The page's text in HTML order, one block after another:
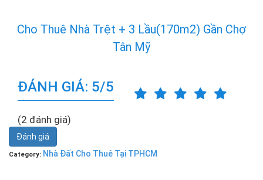
Cho Thuê Nhà Trệt + 3 Lầu(170m2) Gần Chợ
Tân Mỹ
ĐÁNH GIÁ: 5/5
(2 đánh giá)
Đánh giá
Category: Nhà Đất Cho Thuê Tại TPHCM